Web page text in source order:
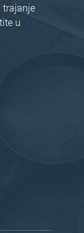
trajanje
u